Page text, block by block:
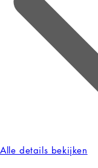
Alle details bekijken